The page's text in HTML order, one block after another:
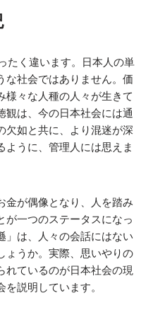
たく違います。日本人の単
な社会ではありません。価
様々な人種の人々が生きて
観は、今の日本社会には通
欠如と共に、より混迷が深
ように、管理人には思えま
金が偶像となり、人を踏み
が一つのステータスになっ
」は、人々の会話にはない
ょうか。実際、思いやりの
れているのが日本社会の現
説明しています。